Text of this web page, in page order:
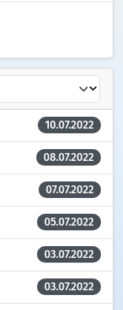
10.07.2022
08.07.2022
07.07.2022
05.07.2022
03.07.2022
03.07.2022